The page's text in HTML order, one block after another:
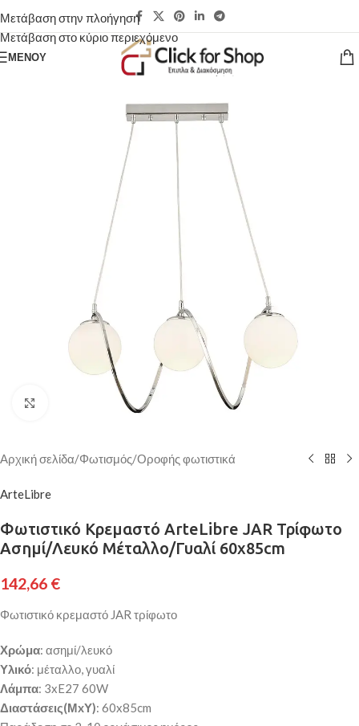
Μετάβαση στην πλοήγηση
Μετάβαση στο κύριο περιεχόμενο
ΜΕΝΟΎ
Κάντε κλικ για μεγέθυνση
Αρχική σελίδα/Φωτισμός/Οροφής φωτιστικά
ArteLibre
Φωτιστικό Κρεμαστό ArteLibre JAR Τρίφωτο
Ασημί/Λευκό Μέταλλο/Γυαλί 60x85cm
142,66 €
Φωτιστικό κρεμαστό JAR τρίφωτο
Χρώμα: ασημί/λευκό
Υλικό: μέταλλο, γυαλί
Λάμπα: 3xE27 60W
Διαστάσεις(ΜxΥ): 60x85cm